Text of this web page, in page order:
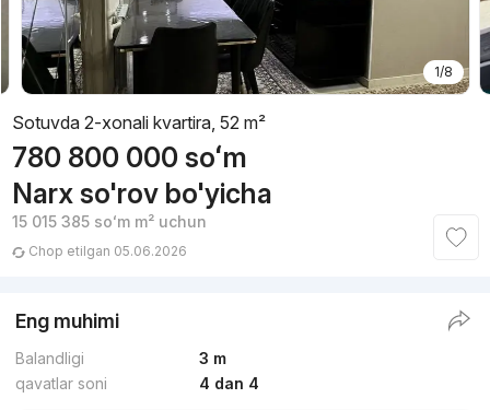
1/8
Sotuvda 2-xonali kvartira, 52 m²
780 800 000 soʻm
Narx so'rov bo'yicha
15 015 385 soʻmm² uchun
Chop etilgan 05.06.2026
Eng muhimi
Balandligi
3 m
qavatlar soni
4 dan 4